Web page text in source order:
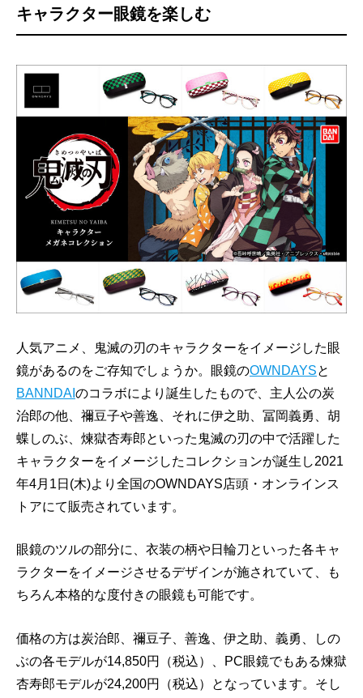
キャラクター眼鏡を楽しむ
人気アニメ、鬼滅の刃のキャラクターをイメージした眼
鏡があるのをご存知でしょうか。眼鏡のOWNDAYSと
BANNDAI のコラボにより誕生したもので、主人公の炭
治郎の他、禰豆子や善逸、それに伊之助、冨岡義勇、胡
蝶しのぶ、煉獄杏寿郎といった鬼滅の刃の中で活躍した
キャラクターをイメージしたコレクションが誕生し2021
年4月1日(木)より全国のOWNDAYS店頭・オンラインス
トアにて販売されています。
眼鏡のツルの部分に、衣装の柄や日輪刀といった各キャ
ラクターをイメージさせるデザインが施されていて、も
ちろん本格的な度付きの眼鏡も可能です。
価格の方は炭治郎、禰豆子、善逸、伊之助、義勇、しの
ぶの各モデルが14,850円（税込）、PC眼鏡でもある煉獄
杏寿郎モデルが24,200円（税込）となっています。そし